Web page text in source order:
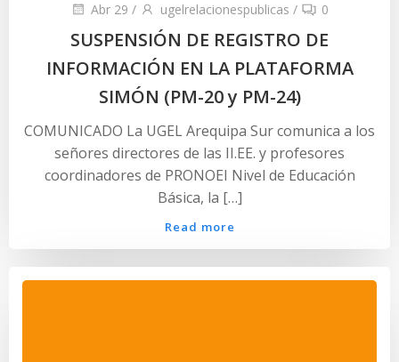
Abr 29 / ugelrelacionespublicas / 0
SUSPENSIÓN DE REGISTRO DE
INFORMACIÓN EN LA PLATAFORMA
SIMÓN (PM-20 y PM-24)
COMUNICADO La UGEL Arequipa Sur comunica a los
señores directores de las II.EE. y profesores
coordinadores de PRONOEI Nivel de Educación
Básica, la […]
Read more